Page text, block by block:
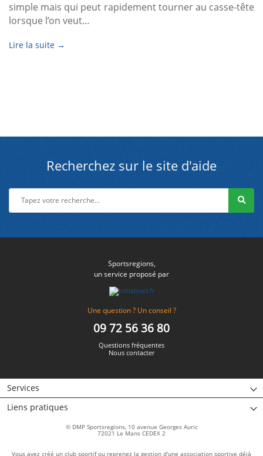
simple mais qui peut rapidement tourner au casse-tête
lorsque l’on veut…
Lire la suite →
Recherchez sur le site d'aide
Sportsregions,
un service proposé par
Une question ? Un conseil ?
09 72 56 36 80
Questions fréquentes
Nous contacter
Services
Liens pratiques
© DMP Sportsregions, 10 avenue Georges Auric
72021 Le Mans CEDEX 2
Vous avez créé un club sportif ou reprenez la gestion d'une association sportive déjà